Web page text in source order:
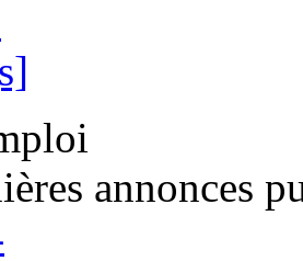
annonces